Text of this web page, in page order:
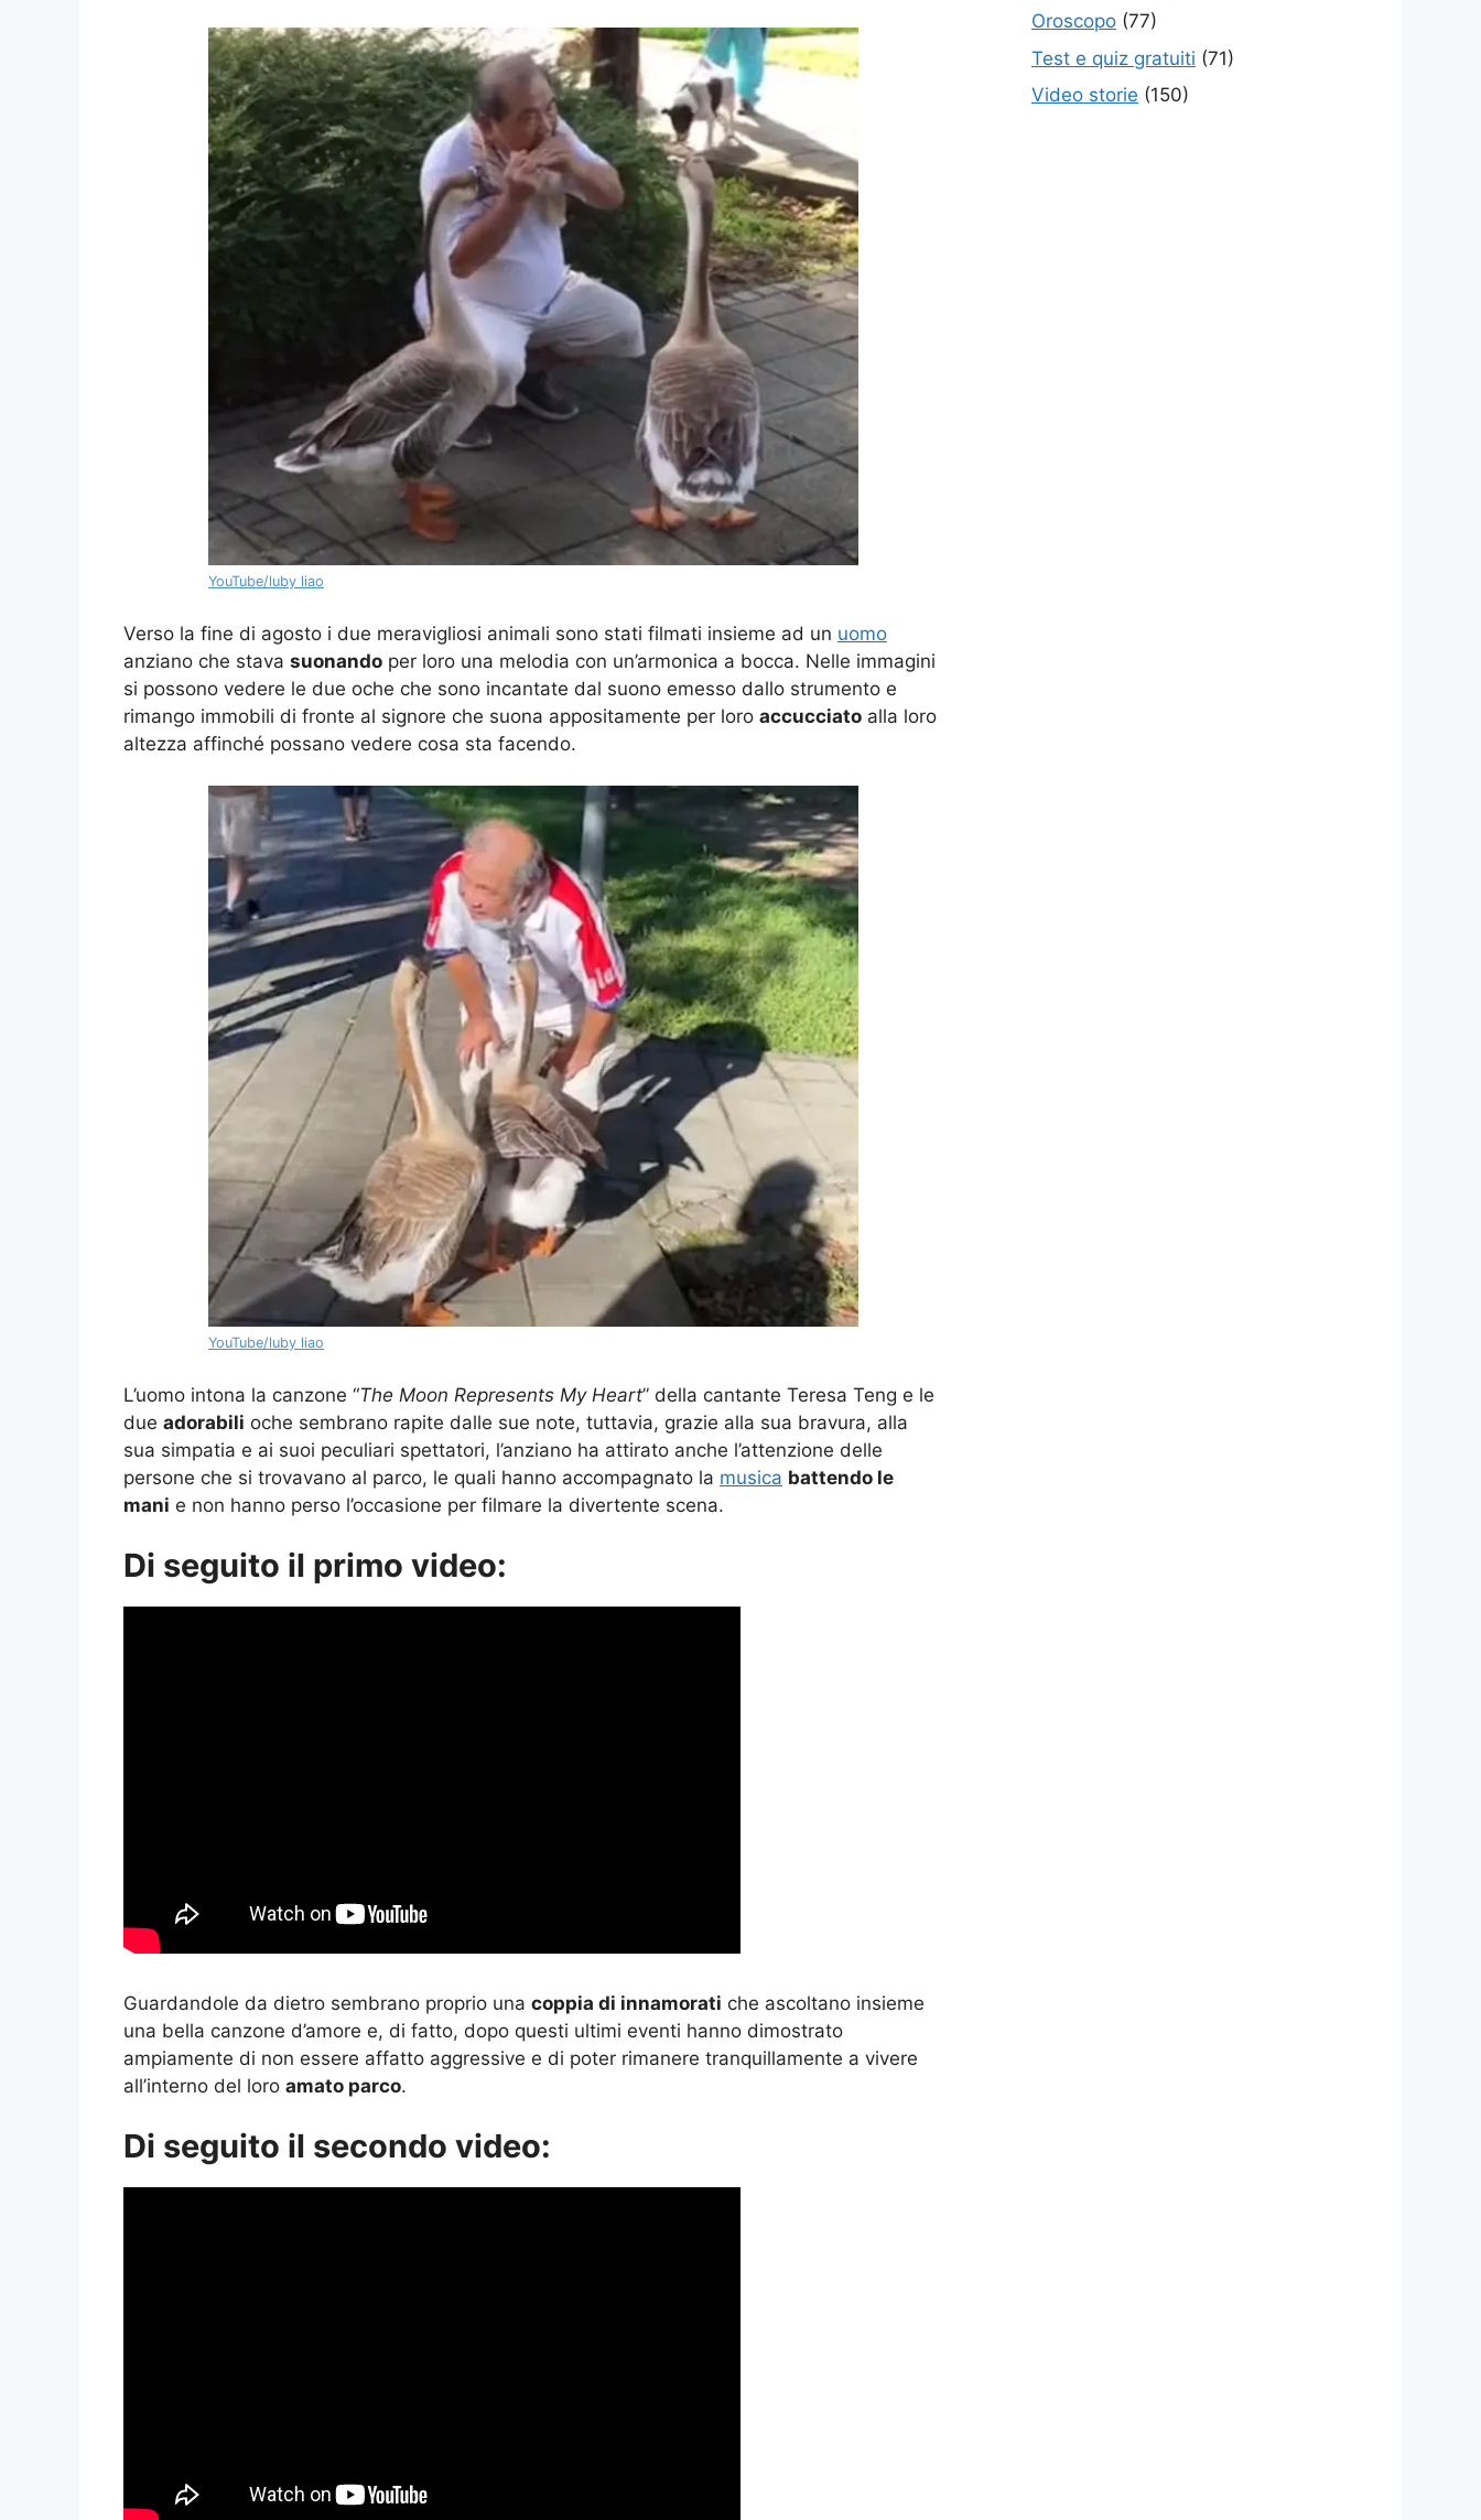
YouTube/luby liao
Verso la fine di agosto i due meravigliosi animali sono stati filmati insieme ad un uomo
anziano che stava suonando per loro una melodia con un’armonica a bocca. Nelle immagini
si possono vedere le due oche che sono incantate dal suono emesso dallo strumento e
rimango immobili di fronte al signore che suona appositamente per loro accucciato alla loro
altezza affinché possano vedere cosa sta facendo.
YouTube/luby liao
L’uomo intona la canzone “The Moon Represents My Heart” della cantante Teresa Teng e le
due adorabili oche sembrano rapite dalle sue note, tuttavia, grazie alla sua bravura, alla
sua simpatia e ai suoi peculiari spettatori, l’anziano ha attirato anche l’attenzione delle
persone che si trovavano al parco, le quali hanno accompagnato la musica battendo le
mani e non hanno perso l’occasione per filmare la divertente scena.
Di seguito il primo video:
Guardandole da dietro sembrano proprio una coppia di innamorati che ascoltano insieme
una bella canzone d’amore e, di fatto, dopo questi ultimi eventi hanno dimostrato
ampiamente di non essere affatto aggressive e di poter rimanere tranquillamente a vivere
all’interno del loro amato parco.
Di seguito il secondo video:
Oroscopo (77)
Test e quiz gratuiti (71)
Video storie (150)